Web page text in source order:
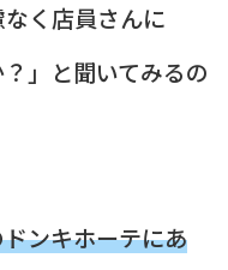
く店員さんに
」と聞いてみるの
ンキホーテにあ